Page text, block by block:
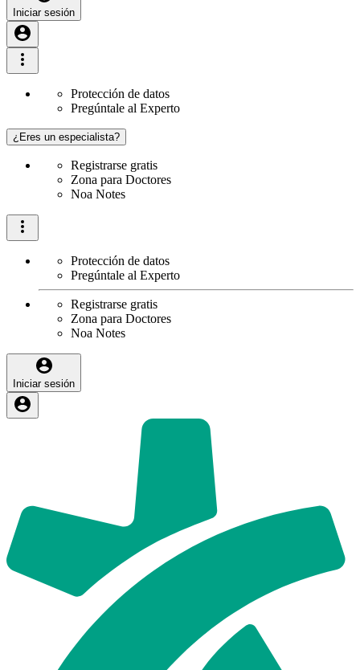
Iniciar sesión
Protección de datos
Pregúntale al Experto
¿Eres un especialista?
Registrarse gratis
Zona para Doctores
Noa Notes
Protección de datos
Pregúntale al Experto
Registrarse gratis
Zona para Doctores
Noa Notes
Iniciar sesión